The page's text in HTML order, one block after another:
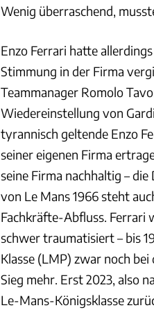
Wenig überraschend,
Enzo Ferrari hatte
Stimmung in der Firma
Teammanager Romolo
Wiedereinstellung von
tyrannisch geltende Enzo
seiner eigenen Firma
seine Firma nachhaltig –
von Le Mans 1966 steht
Fachkräfte-Abfluss. Ferrari
schwer traumatisiert – bis
Klasse (LMP) zwar noch
Sieg mehr. Erst 2023, also
Le-Mans-Königsklasse